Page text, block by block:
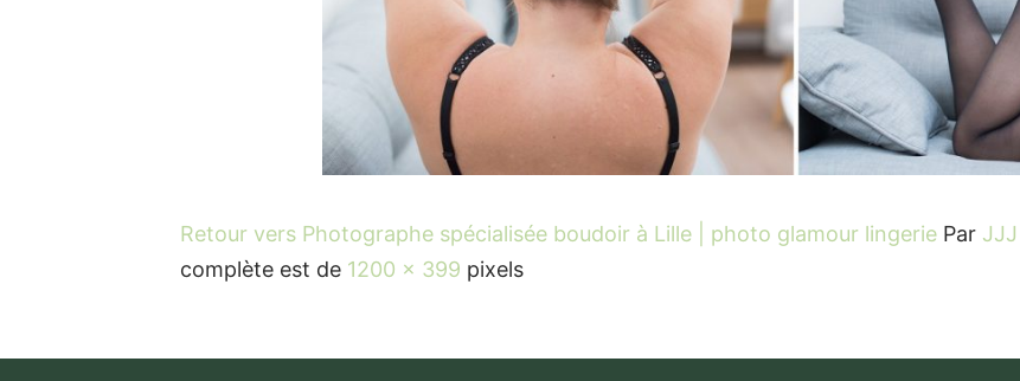
Retour vers Photographe spécialisée boudoir à Lille | photo glamour lingerie Par JJJ
complète est de 1200 × 399 pixels